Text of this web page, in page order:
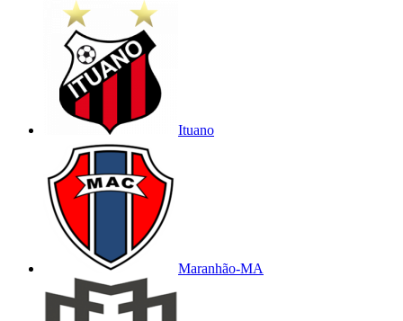
Ituano
Maranhão-MA